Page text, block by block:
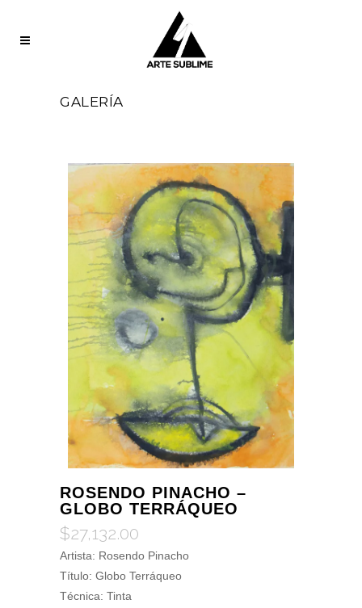
GALERÍA
ROSENDO PINACHO –
GLOBO TERRÁQUEO
$27,132.00
Artista: Rosendo Pinacho
Título: Globo Terráqueo
Técnica: Tinta